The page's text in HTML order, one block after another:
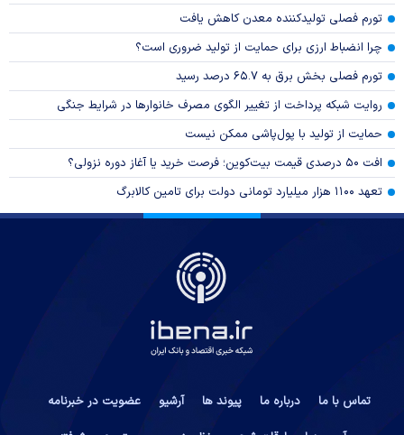
تورم فصلی تولیدکننده معدن کاهش یافت
چرا انضباط ارزی برای حمایت از تولید ضروری است؟
تورم فصلی بخش برق به ۶۵.۷ درصد رسید
روایت شبکه پرداخت از تغییر الگوی مصرف خانوار‌ها در شرایط جنگی
حمایت از تولید با پول‌پاشی ممکن نیست
افت ۵۰ درصدی قیمت بیت‌کوین؛ فرصت خرید یا آغاز دوره نزولی؟
تعهد ۱۱۰۰ هزار میلیارد تومانی دولت برای تامین کالابرگ
تماس با ما درباره ما پیوند ها آرشیو
عضویت در خبرنامه